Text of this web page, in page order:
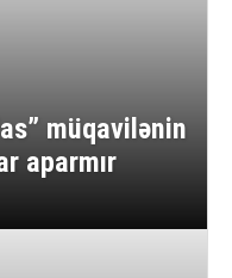
müqavilənin
aparmır